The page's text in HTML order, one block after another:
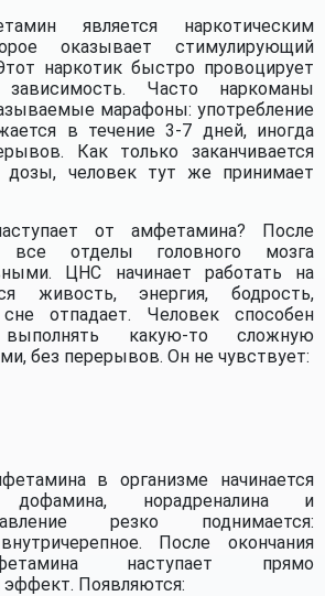
является наркотическим
оказывает стимулирующий
наркотик быстро провоцирует
зависимость. Часто наркоманы
марафоны: употребление
в течение 3-7 дней, иногда
Как только заканчивается
дозы, человек тут же принимает
от амфетамина? После
отделы головного мозга
ЦНС начинает работать на
живость, энергия, бодрость,
отпадает. Человек способен
какую-то сложную
без перерывов. Он не чувствует:
в организме начинается
дофамина, норадреналина и
резко поднимается:
После окончания
наступает прямо
Появляются: